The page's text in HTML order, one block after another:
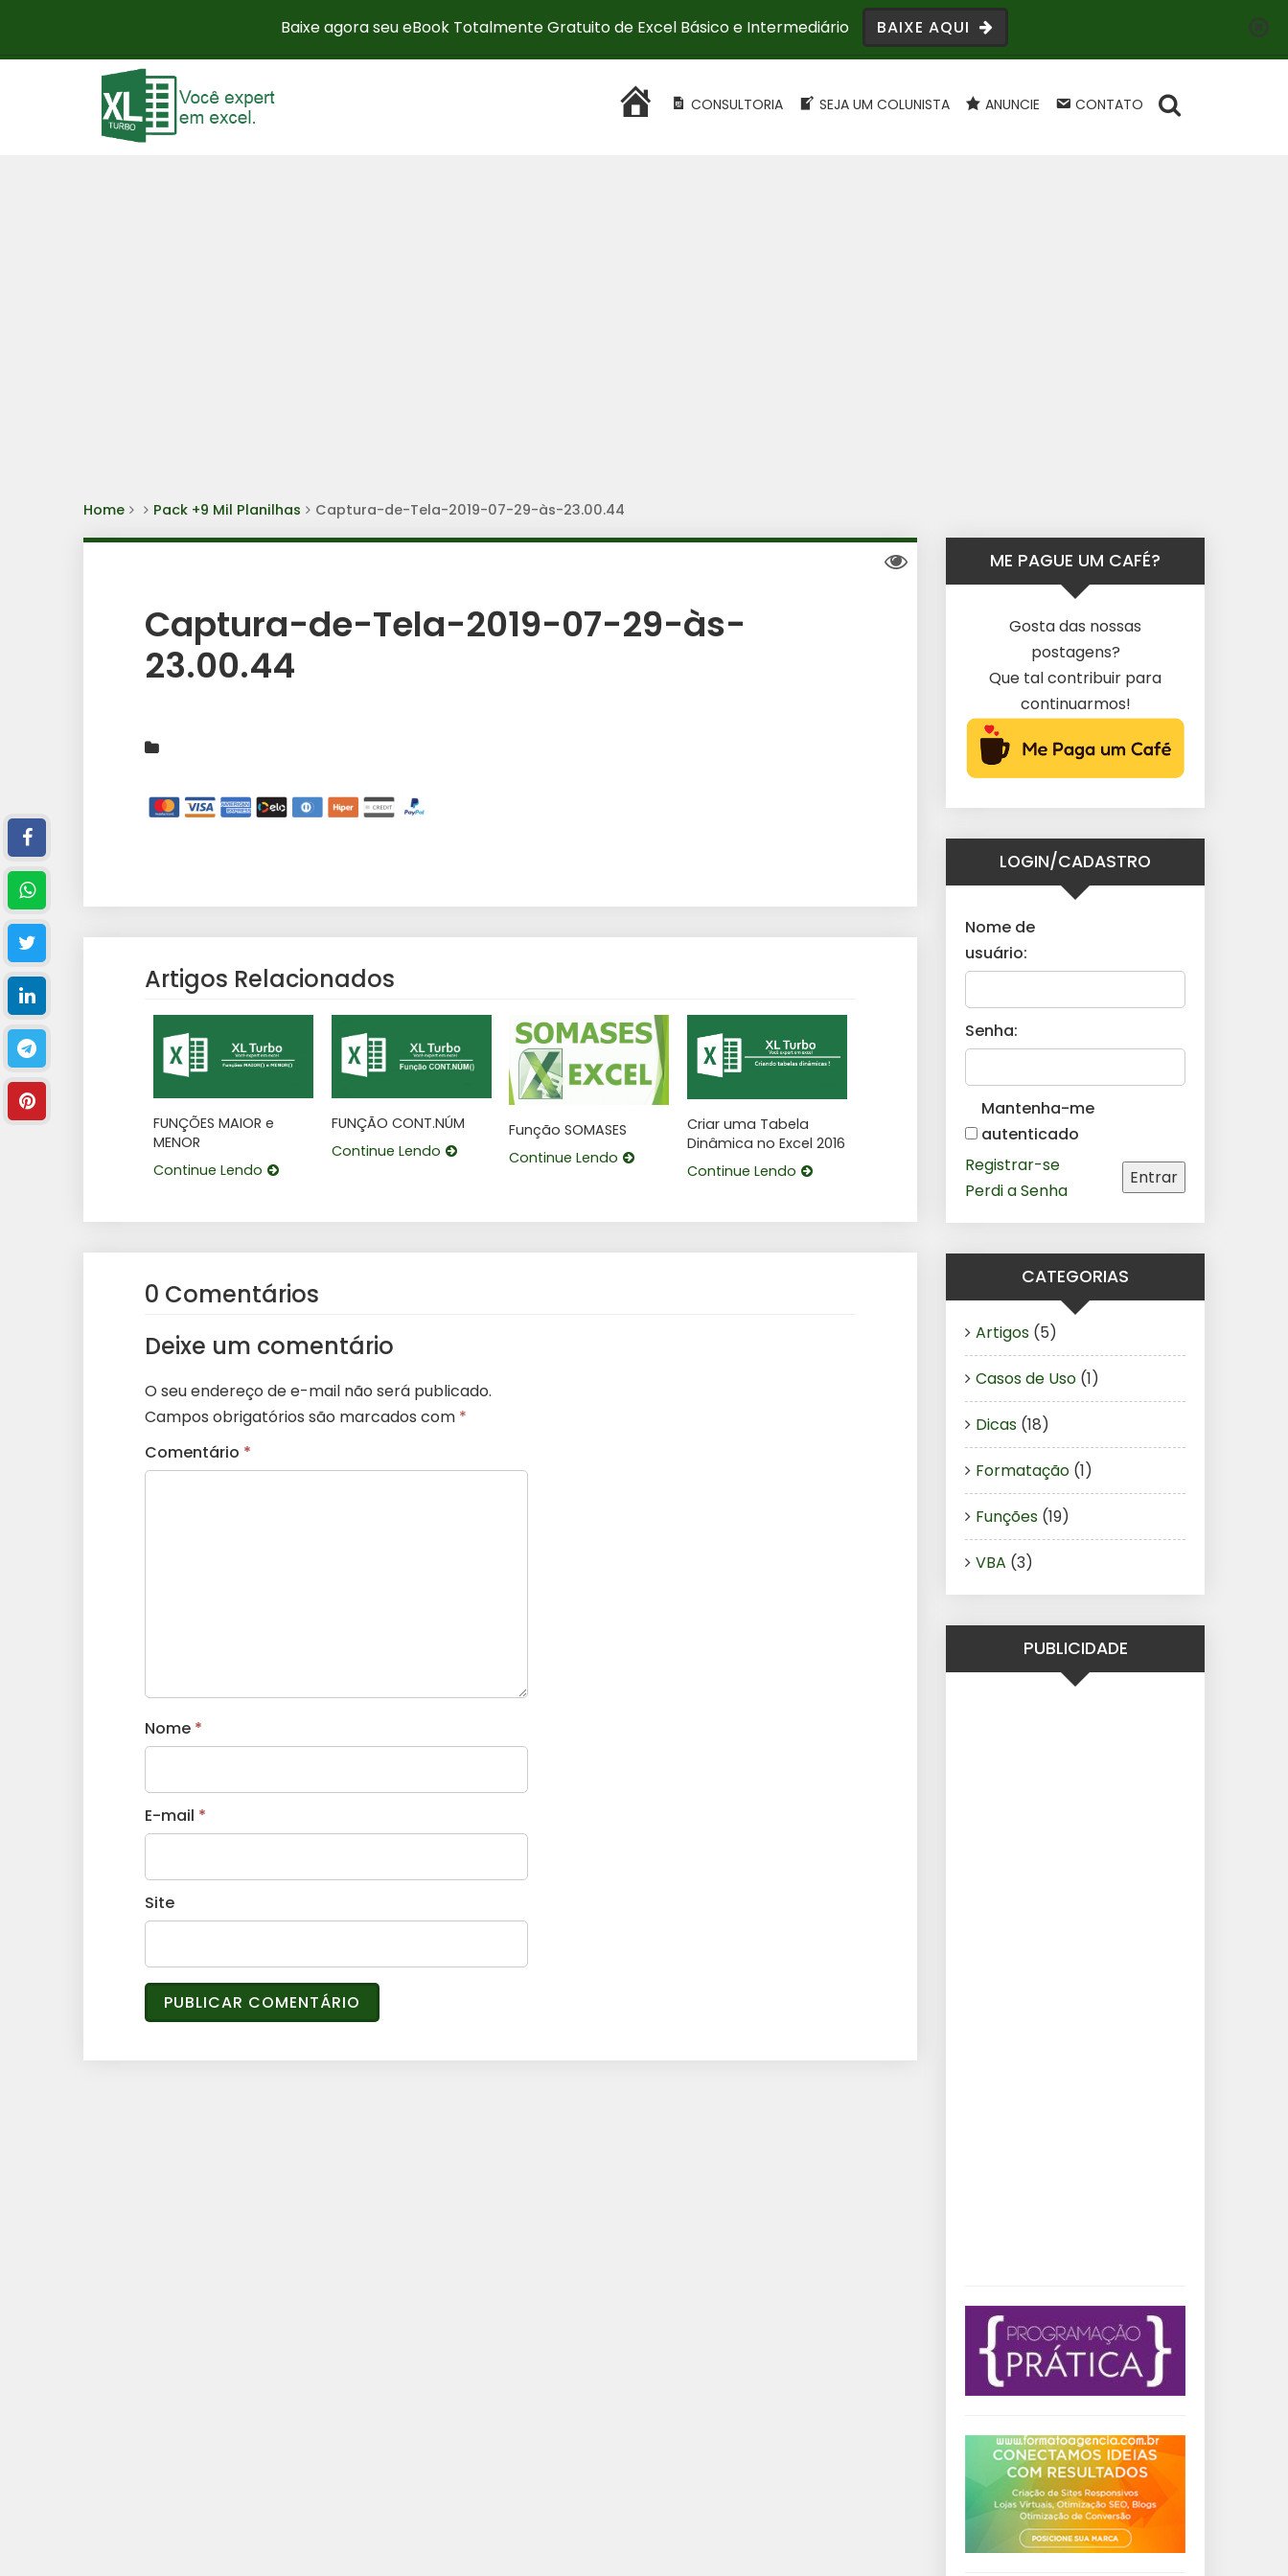
Baixe agora seu eBook Totalmente Gratuito de Excel Básico e Intermediário BAIXE AQUI
HOMECONSULTORIA SEJA UM COLUNISTA ANUNCIE CONTATO
Home Pack +9 Mil Planilhas Captura-de-Tela-2019-07-29-às-23.00.44
Captura-de-Tela-2019-07-29-às-
23.00.44
Artigos Relacionados
FUNÇÕES MAIOR e
MENOR
Continue Lendo
FUNÇÃO CONT.NÚM
Continue Lendo
Função SOMASES
Continue Lendo
Criar uma Tabela
Dinâmica no Excel 2016
Continue Lendo
0 Comentários
Deixe um comentário
O seu endereço de e-mail não será publicado.
Campos obrigatórios são marcados com *
Comentário *
Nome *
E-mail *
Site
ME PAGUE UM CAFÉ?
Gosta das nossas
postagens?
Que tal contribuir para
continuarmos!
LOGIN/CADASTRO
Nome de
usuário:
Senha:
Mantenha-me
autenticado
Entrar
Registrar-se
Perdi a Senha
CATEGORIAS
Artigos (5)
Casos de Uso (1)
Dicas (18)
Formatação (1)
Funções (19)
VBA (3)
PUBLICIDADE